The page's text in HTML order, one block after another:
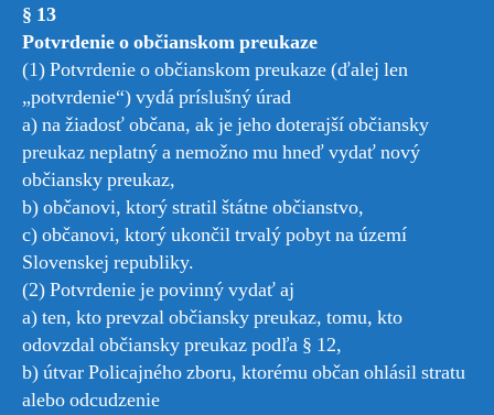
§ 13
Potvrdenie o občianskom preukaze
(1) Potvrdenie o občianskom preukaze (ďalej len
„potvrdenie“) vydá príslušný úrad
a) na žiadosť občana, ak je jeho doterajší občiansky
preukaz neplatný a nemožno mu hneď vydať nový
občiansky preukaz,
b) občanovi, ktorý stratil štátne občianstvo,
c) občanovi, ktorý ukončil trvalý pobyt na území
Slovenskej republiky.
(2) Potvrdenie je povinný vydať aj
a) ten, kto prevzal občiansky preukaz, tomu, kto
odovzdal občiansky preukaz podľa § 12,
b) útvar Policajného zboru, ktorému občan ohlásil stratu
alebo odcudzenie